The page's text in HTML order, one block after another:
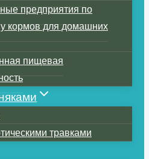
предприятия по
кормов для домашних
пищевая
травками